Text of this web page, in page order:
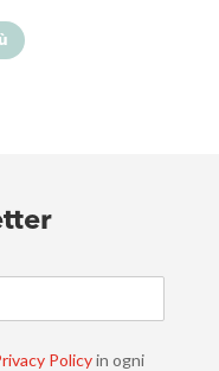
Policyin ogni